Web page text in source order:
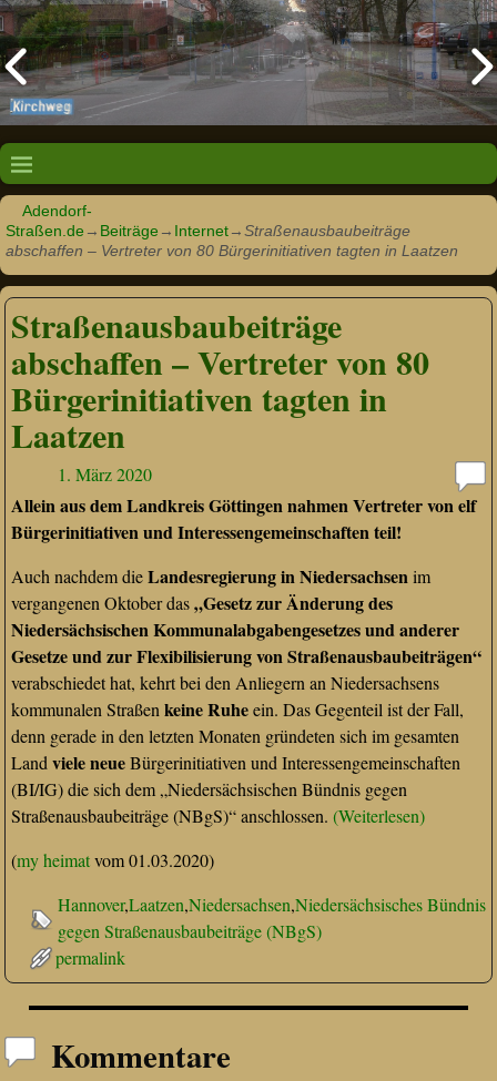
Adendorf-
Straßen.de→ Beiträge→ Internet→Straßenausbaubeiträge
abschaffen – Vertreter von 80 Bürgerinitiativen tagten in Laatzen
Straßenausbaubeiträge
abschaffen – Vertreter von 80
Bürgerinitiativen tagten in
Laatzen
1. März 2020
Allein aus dem Landkreis Göttingen nahmen Vertreter von elf
Bürgerinitiativen und Interessengemeinschaften teil!
Auch nachdem dieLandesregierung in Niedersachsenim
vergangenen Oktober das„Gesetz zur Änderung des
Niedersächsischen Kommunalabgabengesetzes und anderer
Gesetze und zur Flexibilisierung von Straßenausbaubeiträgen“
verabschiedet hat, kehrt bei den Anliegern an Niedersachsens
kommunalen Straßen keine Ruheein. Das Gegenteil ist der Fall,
denn gerade in den letzten Monaten gründeten sich im gesamten
Land viele neueBürgerinitiativen und Interessengemeinschaften
(BI/IG) die sich dem „Niedersächsischen Bündnis gegen
Straßenausbaubeiträge (NBgS)“ anschlossen. (Weiterlesen)
(my heimatvom 01.03.2020)
Hannover,Laatzen,Niedersachsen,Niedersächsisches Bündnis
gegen Straßenausbaubeiträge (NBgS)
permalink
Kommentare